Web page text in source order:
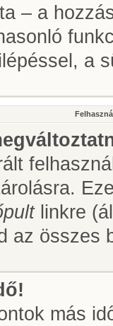
– a
a
linkre
az összes
más